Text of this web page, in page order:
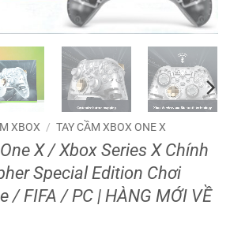
XBOX / TAY CẦM XBOX ONE X
X / Xbox Series X Chính
Special Edition Chơi
/ FIFA / PC | HÀNG MỚI VỀ